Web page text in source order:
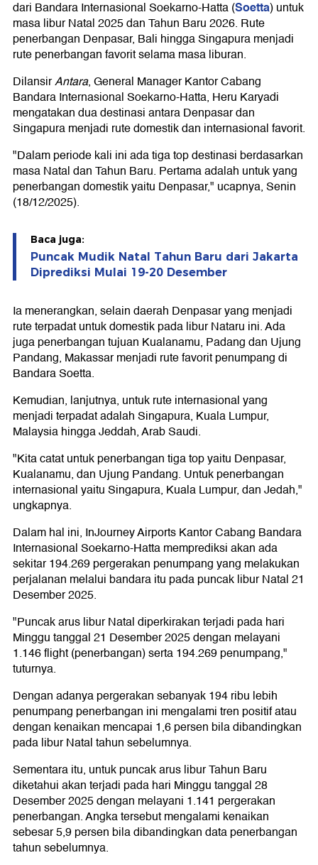
dari Bandara Internasional Soekarno-Hatta (Soetta) untuk
masa libur Natal 2025 dan Tahun Baru 2026. Rute
penerbangan Denpasar, Bali hingga Singapura menjadi
rute penerbangan favorit selama masa liburan.
DilansirAntara, General Manager Kantor Cabang
Bandara Internasional Soekarno-Hatta, Heru Karyadi
mengatakan dua destinasi antara Denpasar dan
Singapura menjadi rute domestik dan internasional favorit.
"Dalam periode kali ini ada tiga top destinasi berdasarkan
masa Natal dan Tahun Baru. Pertama adalah untuk yang
penerbangan domestik yaitu Denpasar," ucapnya, Senin
(18/12/2025).
Baca juga:
Puncak Mudik Natal Tahun Baru dari Jakarta
Diprediksi Mulai 19-20 Desember
Ia menerangkan, selain daerah Denpasar yang menjadi
rute terpadat untuk domestik pada libur Nataru ini. Ada
juga penerbangan tujuan Kualanamu, Padang dan Ujung
Pandang, Makassar menjadi rute favorit penumpang di
Bandara Soetta.
Kemudian, lanjutnya, untuk rute internasional yang
menjadi terpadat adalah Singapura, Kuala Lumpur,
Malaysia hingga Jeddah, Arab Saudi.
"Kita catat untuk penerbangan tiga top yaitu Denpasar,
Kualanamu, dan Ujung Pandang. Untuk penerbangan
internasional yaitu Singapura, Kuala Lumpur, dan Jedah,"
ungkapnya.
Dalam hal ini, InJourney Airports Kantor Cabang Bandara
Internasional Soekarno-Hatta memprediksi akan ada
sekitar 194.269 pergerakan penumpang yang melakukan
perjalanan melalui bandara itu pada puncak libur Natal 21
Desember 2025.
"Puncak arus libur Natal diperkirakan terjadi pada hari
Minggu tanggal 21 Desember 2025 dengan melayani
1.146 flight (penerbangan) serta 194.269 penumpang,"
tuturnya.
Dengan adanya pergerakan sebanyak 194 ribu lebih
penumpang penerbangan ini mengalami tren positif atau
dengan kenaikan mencapai 1,6 persen bila dibandingkan
pada libur Natal tahun sebelumnya.
Sementara itu, untuk puncak arus libur Tahun Baru
diketahui akan terjadi pada hari Minggu tanggal 28
Desember 2025 dengan melayani 1.141 pergerakan
penerbangan. Angka tersebut mengalami kenaikan
sebesar 5,9 persen bila dibandingkan data penerbangan
tahun sebelumnya.